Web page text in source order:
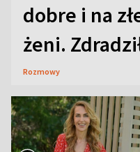
dobre i na
żeni.
Rozmowy